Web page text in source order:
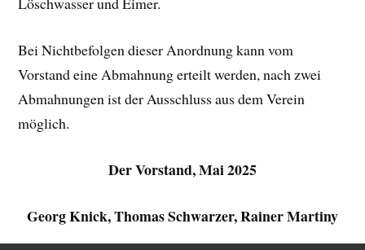
Bei Nichtbefolgen dieser Anordnung kann vom
Vorstand eine Abmahnung erteilt werden, nach zwei
Abmahnungen ist der Ausschluss aus dem Verein
möglich.
Der Vorstand, Mai 2025
Georg Knick, Thomas Schwarzer, Rainer Martiny